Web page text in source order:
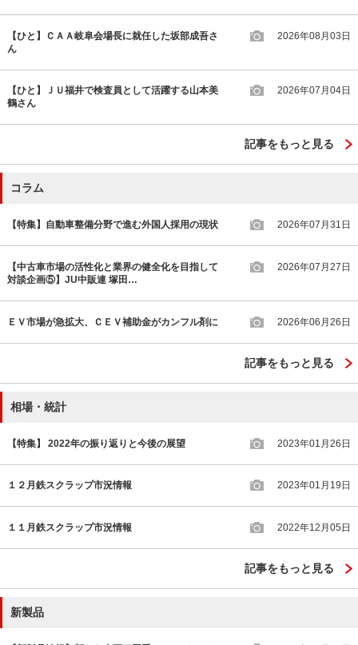
【ひと】ＣＡＡ岐阜会場長に就任した坂部成吾さ
ん
2026年08月03日
【ひと】ＪＵ福井で検査員として活躍する山本美
鶴さん
2026年07月04日
記事をもっと見る
コラム
【特集】自動車整備分野で進む外国人採用の現状 2026年07月31日
【中古車市場の活性化と業界の健全化を目指して
対談企画⑤】JU中販連 塚田…
2026年07月27日
ＥＶ市場が急拡大、ＣＥＶ補助金がカンフル剤に 2026年06月26日
記事をもっと見る
相場・統計
【特集】 2022年の振り返りと今後の展望 2023年01月26日
１２月鉄スクラップ市況情報 2023年01月19日
１１月鉄スクラップ市況情報 2022年12月05日
記事をもっと見る
新製品